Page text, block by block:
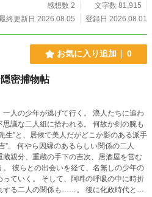
感想数 2
文字数 81,915
終更新日 2026.08.05
登録日 2026.08.01
お気に入り追加 0
密捕物帖
一人の少年が逃げて行く。 浪人たちに追わ
思議な二人組に拾われる。 何故か剣の腕も
生”と、居候で美人だがどこか影のある派手
”。 何やら因縁のあるらしい関係の二人
蔵親分、重蔵の手下の吉次、居酒屋を営む
。 彼らとの出会いを経て、名無しの少年の
っていく。 そして、阿吽の呼吸の中に時折
する二人の関係も……。 後に化政時代と呼